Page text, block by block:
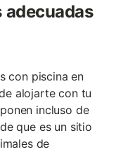
con piscina en
alojarte con tu
incluso de
que es un sitio
de